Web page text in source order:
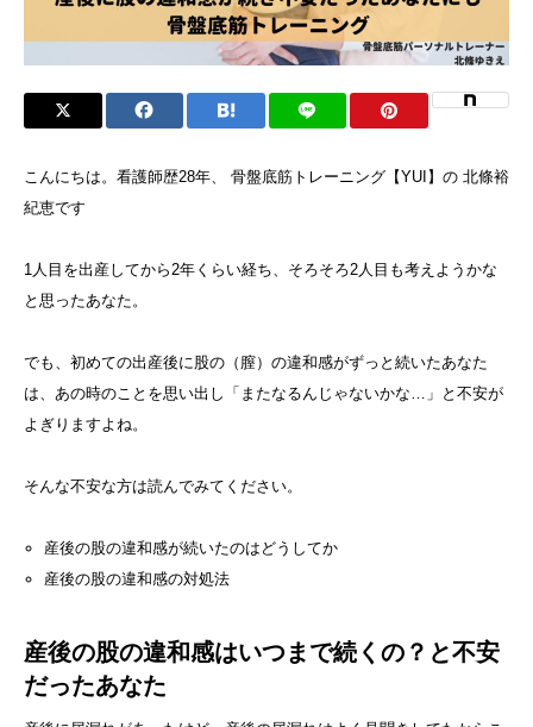
こんにちは。看護師歴28年、 骨盤底筋トレーニング【YUI】の 北條裕
紀恵です
1人目を出産してから2年くらい経ち、そろそろ2人目も考えようかな
と思ったあなた。
でも、初めての出産後に股の（膣）の違和感がずっと続いたあなた
は、あの時のことを思い出し「またなるんじゃないかな…」と不安が
よぎりますよね。
そんな不安な方は読んでみてください。
産後の股の違和感が続いたのはどうしてか
産後の股の違和感の対処法
産後の股の違和感はいつまで続くの？と不安
だったあなた